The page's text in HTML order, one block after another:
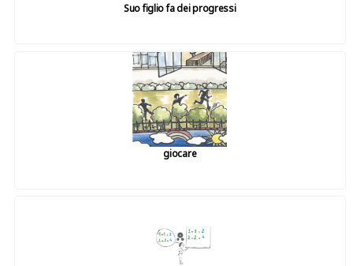
Suo figlio fa dei progressi
giocare